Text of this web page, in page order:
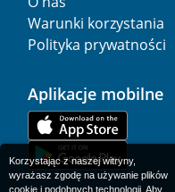
Warunki korzystania
Polityka prywatności
Aplikacje mobilne
Korzystając z naszej witryny,
wyrażasz zgodę na używanie plików
cookie i podobnych technologii. Aby